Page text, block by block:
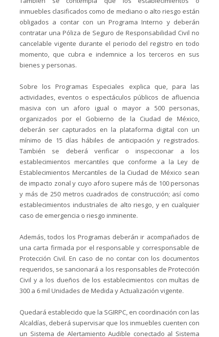
inmuebles clasificados como de mediano o alto riesgo están
obligados a contar con un Programa Interno y deberán
contratar una Póliza de Seguro de Responsabilidad Civil no
cancelable vigente durante el periodo del registro en todo
momento, que cubra e indemnice a los terceros en sus
bienes y personas.
Sobre los Programas Especiales explica que, para las
actividades, eventos o espectáculos públicos de afluencia
masiva con un aforo igual o mayor a 500 personas,
organizados por el Gobierno de la Ciudad de México,
deberán ser capturados en la plataforma digital con un
mínimo de 15 días hábiles de anticipación y registrados.
También se deberá verificar o inspeccionar a los
establecimientos mercantiles que conforme a la Ley de
Establecimientos Mercantiles de la Ciudad de México sean
de impacto zonal y cuyo aforo supere más de 100 personas
y más de 250 metros cuadrados de construcción; así como
establecimientos industriales de alto riesgo, y en cualquier
caso de emergencia o riesgo inminente.
Además, todos los Programas deberán ir acompañados de
una carta firmada por el responsable y corresponsable de
Protección Civil. En caso de no contar con los documentos
requeridos, se sancionará a los responsables de Protección
Civil y a los dueños de los establecimientos con multas de
300 a 6 mil Unidades de Medida y Actualización vigente.
Quedará establecido que la SGIRPC, en coordinación con las
Alcaldías, deberá supervisar que los inmuebles cuenten con
un Sistema de Alertamiento Audible conectado al Sistema